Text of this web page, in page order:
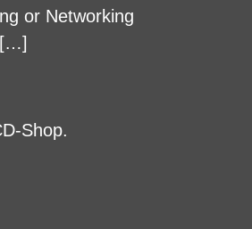
or Networking
[…]
Shop.